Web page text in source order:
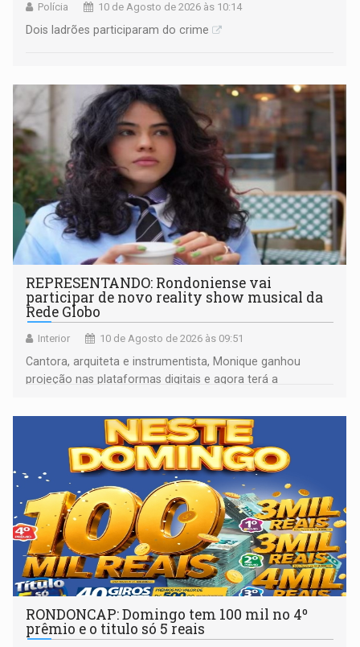
Polícia 10 de Agosto de 2026 às 10:14
Dois ladrões participaram do crime
REPRESENTANDO: Rondoniense vai
participar de novo reality show musical da
Rede Globo
Interior 10 de Agosto de 2026 às 09:51
Cantora, arquiteta e instrumentista, Monique ganhou
projeção nas plataformas digitais e agora terá a
nacional
RONDONCAP: Domingo tem 100 mil no 4º
prêmio e o titulo só 5 reais